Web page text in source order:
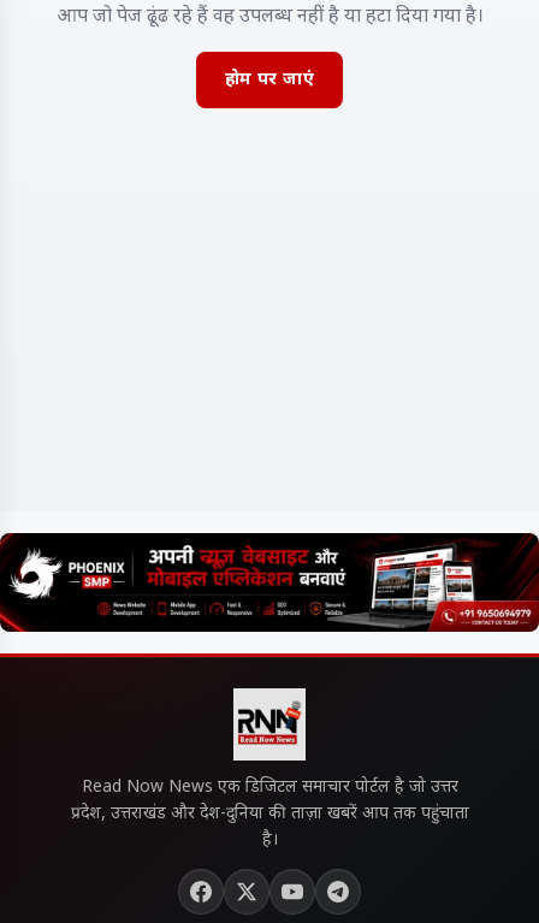
आप जो पेज ढूंढ रहे हैं वह उपलब्ध नहीं है या हटा दिया गया है।
होम पर जाएं
Read Now News एक डिजिटल समाचार पोर्टल है जो उत्तर
प्रदेश, उत्तराखंड और देश-दुनिया की ताज़ा खबरें आप तक पहुंचाता
है।